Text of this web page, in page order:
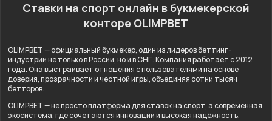
Ставки на спорт онлайн в букмекерской
конторе OLIMPBET
OLIMPBET — официальный букмекер, один из лидеров беттинг-
индустрии не только в России, но и в СНГ. Компания работает с 2012
года. Она выстраивает отношения с пользователями на основе
доверия, прозрачности и честной игры, объединяя сотни тысяч
бетторов.
OLIMPBET — не просто платформа для ставок на спорт, а современная
экосистема, где сочетаются инновации и высокая надёжность.